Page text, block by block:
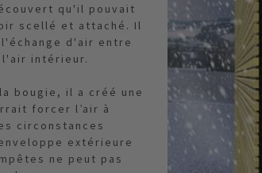
qu'il pouvait
scellé et attaché. Il
d'air entre
intérieur.
bougie, il a créé une
forcer l’air à
circonstances
extérieure
ne peut pas